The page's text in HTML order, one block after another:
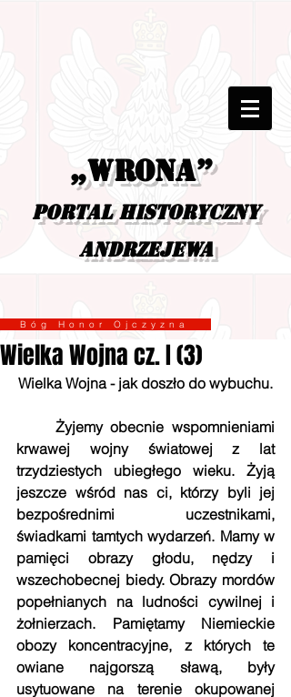
„Wrona”
portal historyczny
Andrzejewa
Honor Ojczyzna
Wielka Wojna cz. I (3)
Wielka Wojna - jak doszło do wybuchu.
krwawej wojny światowej z lat
trzydziestych ubiegłego wieku. Żyją
jeszcze wśród nas ci, którzy byli jej
bezpośrednimi uczestnikami,
świadkami tamtych wydarzeń. Mamy w
pamięci obrazy głodu, nędzy i
wszechobecnej biedy. Obrazy mordów
popełnianych na ludności cywilnej i
żołnierzach. Pamiętamy Niemieckie
obozy koncentracyjne, z których te
owiane najgorszą sławą, były
usytuowane na terenie okupowanej